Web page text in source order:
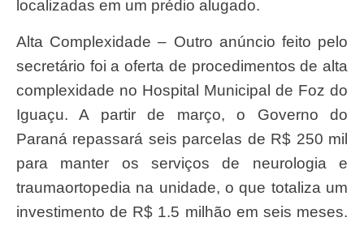
localizadas em um prédio alugado.
Alta Complexidade – Outro anúncio feito pelo
secretário foi a oferta de procedimentos de alta
complexidade no Hospital Municipal de Foz do
Iguaçu. A partir de março, o Governo do
Paraná repassará seis parcelas de R$ 250 mil
para manter os serviços de neurologia e
traumaortopedia na unidade, o que totaliza um
investimento de R$ 1.5 milhão em seis meses.